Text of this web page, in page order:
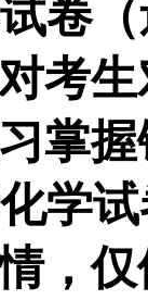
卷
考
掌
学
，